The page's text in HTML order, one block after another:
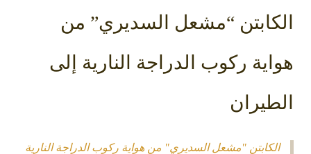
الكابتن “مشعل السديري” من
هواية ركوب الدراجة النارية إلى
الطيران
الكابتن "مشعل السديري" من هواية ركوب الدراجة النارية